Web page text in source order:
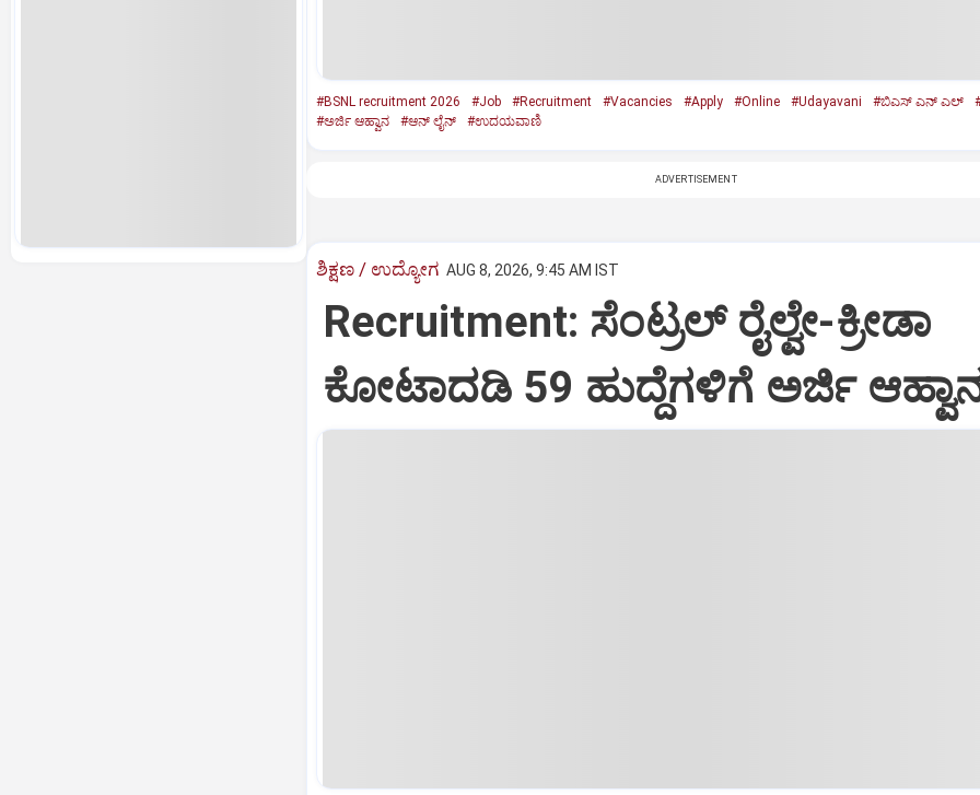
#BSNL recruitment 2026 #Job #Recruitment #Vacancies #Apply #Online #Udayavani #ಬಿಎಸ್‌ ಎನ್‌ ಎಲ್‌
#ಅರ್ಜಿ ಆಹ್ವಾನ
#ಆನ್‌ ಲೈನ್‌ #ಉದಯವಾಣಿ
ADVERTISEMENT
ಶಿಕ್ಷಣ / ಉದ್ಯೋಗ AUG 8, 2026, 9:45 AM IST
Recruitment: ಸೆಂಟ್ರಲ್‌ ರೈಲ್ವೇ-ಕ್ರೀಡಾ
ಕೋಟಾದಡಿ 59 ಹುದ್ದೆಗಳಿಗೆ ಅರ್ಜಿ